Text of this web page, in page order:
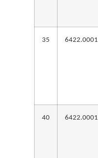
35 6422.0001
40 6422.0001